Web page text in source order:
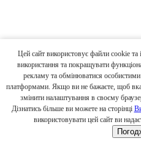
Цей сайт використовує файли cookie та
використання та покращувати
рекламу та обмінюватися
платформами. Якщо ви не бажаєте, щоб
змінити налаштування в своєму
Дізнатись більше ви можете на сторінці
використовувати цей сайт ви